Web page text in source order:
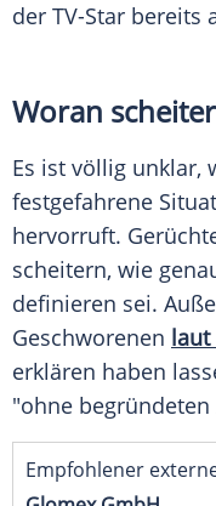
der TV-Star bereits
Woran
Es ist völlig unklar,
festgefahrene
hervorruft.
scheitern, wie
definieren sei.
Geschworenen laut
erklären haben
"ohne
Empfohlener